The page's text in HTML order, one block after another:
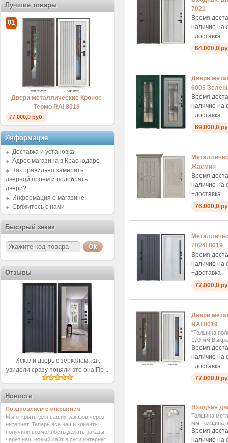
7021
Время
наличие на
+доставка
64.000,0
Двери
6005
Время
наличие на
+доставка
69.000,0
Жасмин
Время
наличие на
+доставка
76.000,0
7024/ 8019
Время
наличие на
+доставка
77.000,0
Двери
RAl 8019
"Толщина
170 мм
Время
наличие на
+доставка
77.000,0
Входная
Толщина
мм Толщина
Время
наличие на
Лучшие товары
01
Двери металлические Кронос
Термо RAl 8019
77.000,0 руб.
Информация
Доставка и установка
Адрес магазина в Краснодаре
Как правильно замерить
дверной проем и подобрать
двери?
Информация о магазине
Свяжитесь с нами
Быстрый заказ
Отзывы
Искали дверь с зеркалом, как
увидели сразу поняли это она!Пр ..
Новости
Поздровляем с открытием
Мы открыты для ваших заказов через
интернет. Теперь все наши клиенты
получили возможность делать заказы
через наш новый сайт в сети интернет.